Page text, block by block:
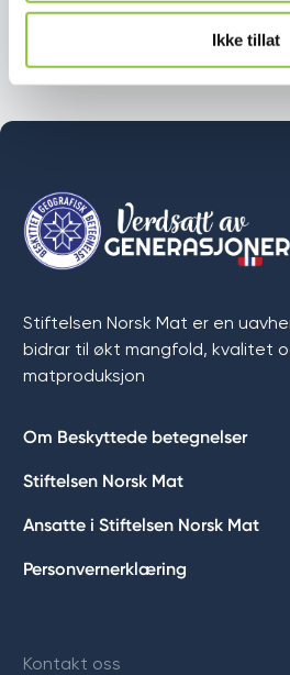
Ikke tillat
Festivalen arrangeres i
og byr på et bredt program
kunnskap og opplevelser.
Stiftelsen Norsk Mat er en
bidrar til økt mangfold, kvalitet
matproduksjon
Om Beskyttede betegnelser
Stiftelsen Norsk Mat
Ansatte i Stiftelsen Norsk Mat
Personvernerklæring
Kontakt oss